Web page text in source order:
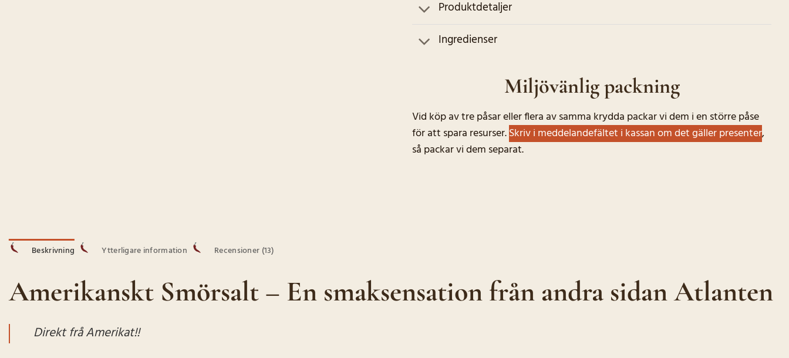
Produktdetaljer
Ingredienser
Miljövänlig packning
Vid köp av tre påsar eller flera av samma krydda packar vi dem i en större påse
för att spara resurser.Skriv i meddelandefältet i kassan om det gäller presenter,
så packar vi dem separat.
Beskrivning Ytterligare information Recensioner (13)
Amerikanskt Smörsalt – En smaksensation från andra sidan Atlanten
Direkt frå Amerikat!!